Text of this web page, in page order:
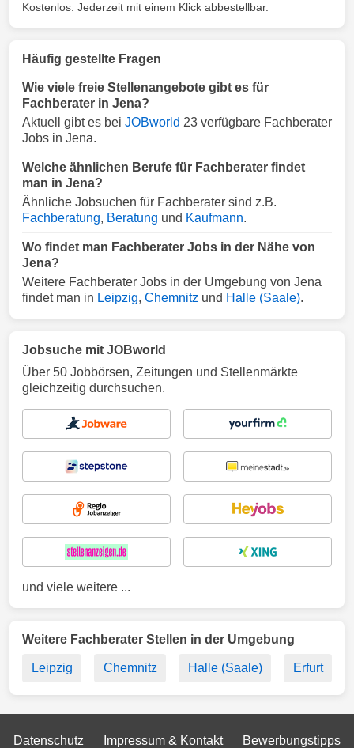
Kostenlos. Jederzeit mit einem Klick abbestellbar.
Häufig gestellte Fragen
Wie viele freie Stellenangebote gibt es für
Fachberater in Jena?
Aktuell gibt es bei JOBworld 23 verfügbare Fachberater
Jobs in Jena.
Welche ähnlichen Berufe für Fachberater findet
man in Jena?
Ähnliche Jobsuchen für Fachberater sind z.B.
Fachberatung, Beratung und Kaufmann.
Wo findet man Fachberater Jobs in der Nähe von
Jena?
Weitere Fachberater Jobs in der Umgebung von Jena
findet man in Leipzig, Chemnitz und Halle (Saale).
Jobsuche mit JOBworld
Über 50 Jobbörsen, Zeitungen und Stellenmärkte
gleichzeitig durchsuchen.
und viele weitere ...
Weitere Fachberater Stellen in der Umgebung
Leipzig Chemnitz Halle (Saale) Erfurt
Datenschutz Impressum & Kontakt Bewerbungstipps